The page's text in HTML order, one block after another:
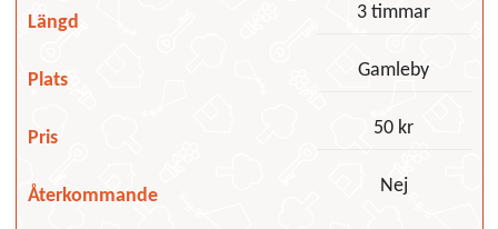
Längd 3 timmar
Plats Gamleby
Pris 50 kr
Återkommande Nej